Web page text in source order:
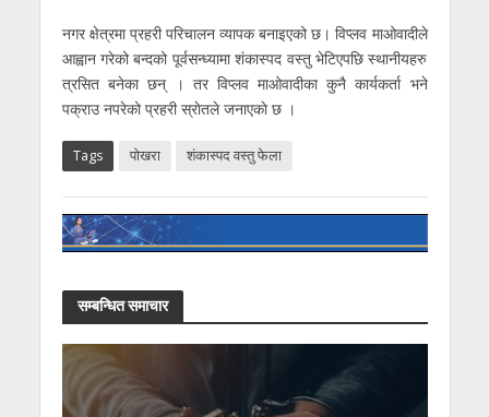
नगर क्षेत्रमा प्रहरी परिचालन व्यापक बनाइएको छ। विप्लव माओवादीले
आह्वान गरेको बन्दको पूर्वसन्ध्यामा शंकास्पद वस्तु भेटिएपछि स्थानीयहरु
त्रसित बनेका छन् । तर विप्लव माओवादीका कुनै कार्यकर्ता भने
पक्राउ नपरेको प्रहरी स्राेतले जनाएकाे छ ।
Tags पाेखरा शंकास्पद वस्तु फेला
सम्बन्धित समाचार